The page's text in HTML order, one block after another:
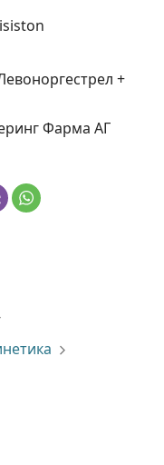
+
Фарма АГ